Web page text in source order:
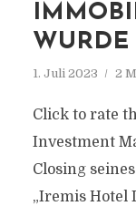
WURDE
1. Juli 2023 2
Click to rate
Investment
Closing
„Iremis Hotel